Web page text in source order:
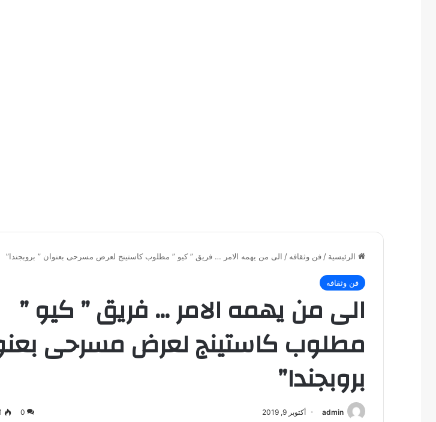
الرئيسية / فن وثقافه / الى من يهمه الامر … فريق ” كيو ” مطلوب كاستينج لعرض مسرحى بعنوان ” بروبجندا”
فن وثقافه
الى من يهمه الامر … فريق ” كيو ”
مطلوب كاستينج لعرض مسرحى
بروبجندا”
admin أكتوبر 9, 2019 0